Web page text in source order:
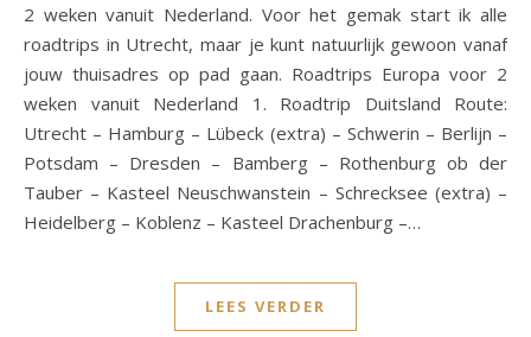
2 weken vanuit Nederland. Voor het gemak start ik alle
roadtrips in Utrecht, maar je kunt natuurlijk gewoon vanaf
jouw thuisadres op pad gaan. Roadtrips Europa voor 2
weken vanuit Nederland 1. Roadtrip Duitsland Route:
Utrecht – Hamburg – Lübeck (extra) – Schwerin – Berlijn –
Potsdam – Dresden – Bamberg – Rothenburg ob der
Tauber – Kasteel Neuschwanstein – Schrecksee (extra) –
Heidelberg – Koblenz – Kasteel Drachenburg –…
LEES VERDER